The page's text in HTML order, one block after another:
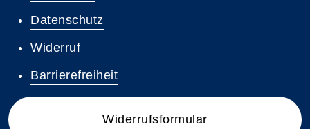
Datenschutz
Widerruf
Barrierefreiheit
Widerrufsformular